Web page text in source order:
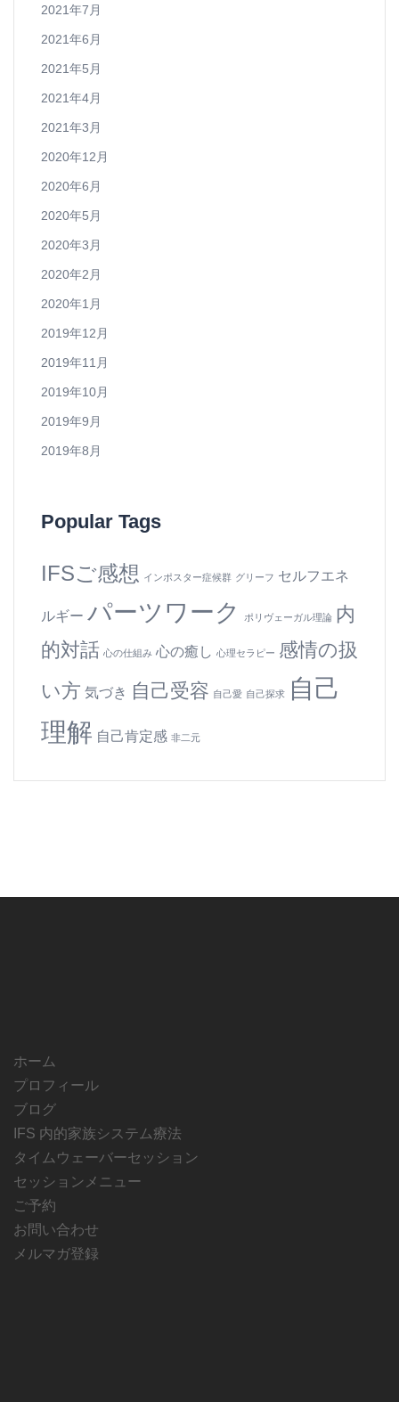
2021年7月
2021年6月
2021年5月
2021年4月
2021年3月
2020年12月
2020年6月
2020年5月
2020年3月
2020年2月
2020年1月
2019年12月
2019年11月
2019年10月
2019年9月
2019年8月
Popular Tags
IFSご感想 インポスター症候群 グリーフ セルフエネ
ルギー パーツワーク ポリヴェーガル理論 内
的対話 心の仕組み 心の癒し 心理セラピー 感情の扱
い方 気づき 自己受容 自己愛 自己探求
自己
理解 自己肯定感 非二元
ホーム
プロフィール
ブログ
IFS 内的家族システム療法
タイムウェーバーセッション
セッションメニュー
ご予約
お問い合わせ
メルマガ登録